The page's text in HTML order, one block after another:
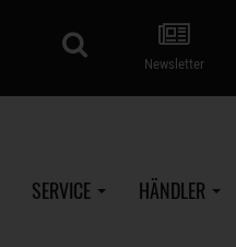
Newsletter
SERVICE HÄNDLER